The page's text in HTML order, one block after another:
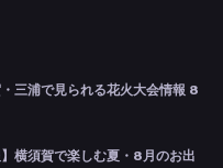
三浦で見られる花火大会情報 8
横須賀で楽しむ夏・8月のお出